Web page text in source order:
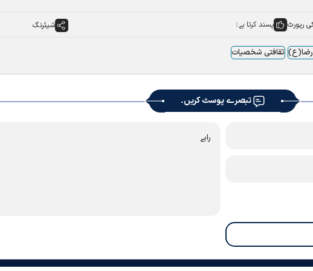
رپورٹ پسند کرتا ہے: شیئرنگ
رضا(ع) ثقافتی شخصیات
تبصرے پوسٹ کریں۔